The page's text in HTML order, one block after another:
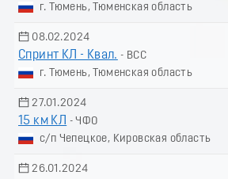
г. Тюмень, Тюменская область
08.02.2024
Спринт КЛ - Квал. - ВСС
г. Тюмень, Тюменская область
27.01.2024
15 км КЛ
- ЧФО
с/п Чепецкое, Кировская область
26.01.2024